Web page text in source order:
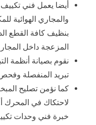
أيضا يعمل فني
والمجاري الهوائية
بنظيف كافة القطع
المزعجة داخل
نقوم بصيانة أنظمة
تبريد المنفصلة
كما نؤمن تصليح
لاحتكاك في المحرك
خبرة فني وحدات